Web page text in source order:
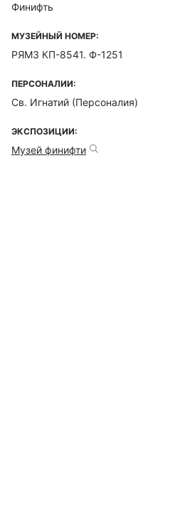
Финифть
МУЗЕЙНЫЙ НОМЕР:
РЯМЗ КП-8541. Ф-1251
ПЕРСОНАЛИИ:
Св. Игнатий (Персоналия)
ЭКСПОЗИЦИИ:
Музей финифти